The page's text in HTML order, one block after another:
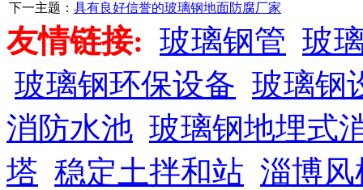
下一主题： 具有良好信誉的玻璃钢地面防腐厂家
友情链接: 玻璃钢管 玻
玻璃钢环保设备 玻璃钢
消防水池 玻璃钢地埋式
塔 稳定土拌和站 淄博风